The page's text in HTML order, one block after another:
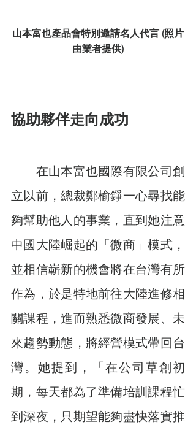
山本富也產品會特別邀請名人代言 (照片
由業者提供)
協助夥伴走向成功
在山本富也國際有限公司創
立以前，總裁鄭榆錚一心尋找能
夠幫助他人的事業，直到她注意
中國大陸崛起的「微商」模式，
並相信嶄新的機會將在台灣有所
作為，於是特地前往大陸進修相
關課程，進而熟悉微商發展、未
來趨勢動態，將經營模式帶回台
灣。她提到，「在公司草創初
期，每天都為了準備培訓課程忙
到深夜，只期望能夠盡快落實推